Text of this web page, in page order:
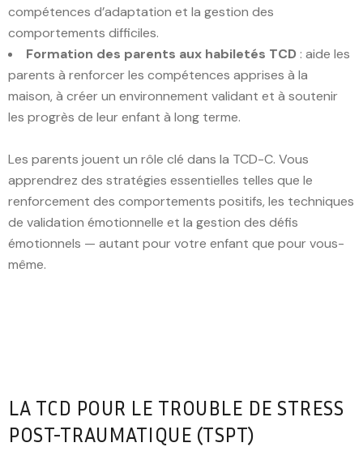
compétences d’adaptation et la gestion des
comportements difficiles.
Formation des parents aux habiletés TCD : aide les
parents à renforcer les compétences apprises à la
maison, à créer un environnement validant et à soutenir
les progrès de leur enfant à long terme.
Les parents jouent un rôle clé dans la TCD-C. Vous
apprendrez des stratégies essentielles telles que le
renforcement des comportements positifs, les techniques
de validation émotionnelle et la gestion des défis
émotionnels — autant pour votre enfant que pour vous-
même.
LA TCD POUR LE TROUBLE DE STRESS
POST-TRAUMATIQUE (TSPT)